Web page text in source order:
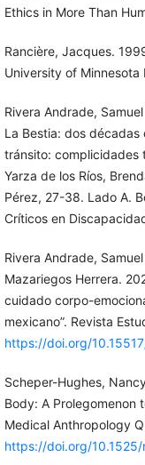
Ethics in More Than
Rancière, Jacques.
University of Minnesota
Rivera Andrade,
La Bestia: dos décadas
tránsito: complicidades
Yarza de los Ríos,
Pérez, 27-38. Lado A.
Críticos en
Rivera Andrade,
Mazariegos Herrera.
cuidado corpo-
mexicano”. Revista
https://doi.org/
Scheper-Hughes,
Body: A Prolegomenon
Medical Anthropology
https://doi.org/10.1525/